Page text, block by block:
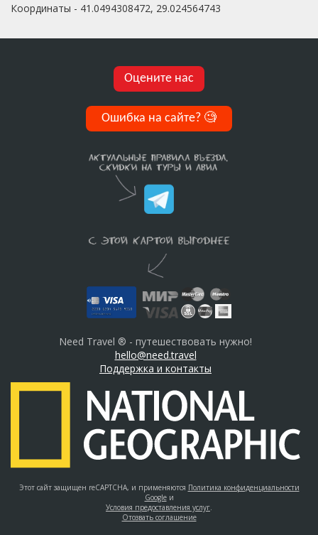
Координаты - 41.0494308472, 29.024564743
Оцените нас
Ошибка на сайте? 🧐
Need Travel ® - путешествовать нужно!
hello@need.travel
Поддержка и контакты
Этот сайт защищен reCAPTCHA, и применяются Политика конфиденциальности
Googleи
Условия предоставления услуг.
Отозвать соглашение